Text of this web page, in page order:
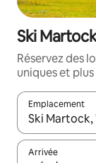
Ski
Réservez des
uniques et
Emplacement
Quand les
Arrivée